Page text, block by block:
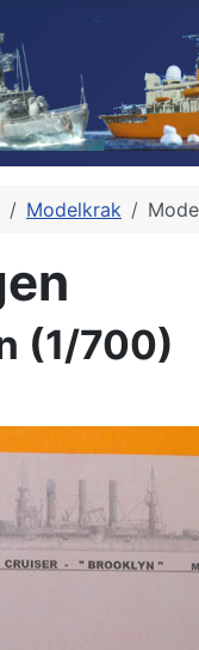
Modelkrak
(1/700)